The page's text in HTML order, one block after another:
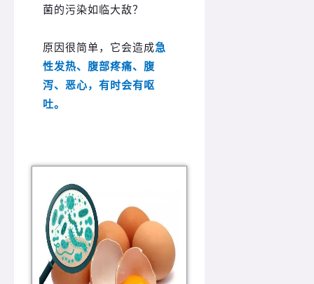
菌的污染如临大敌？
原因很简单，它会造成急
性发热、腹部疼痛、腹
泻、恶心，有时会有呕
吐。